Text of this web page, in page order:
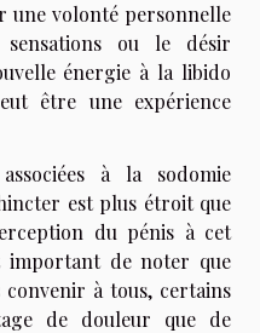
une volonté personnelle
sensations ou le désir
énergie à la libido
être une expérience
à la sodomie
est plus étroit que
du pénis à cet
important de noter que
à tous, certains
de douleur que de